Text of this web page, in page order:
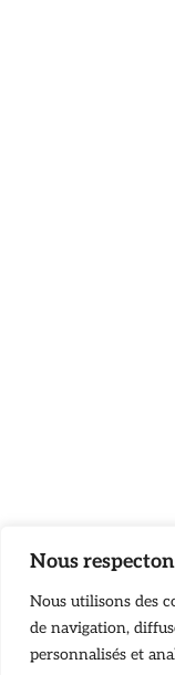
Nous
Nous utilisons des
de navigation,
personnalisés et